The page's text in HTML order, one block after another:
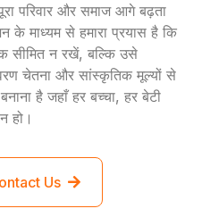
परिवार और समाज आगे बढ़ता
माध्यम से हमारा प्रयास है कि
सीमित न रखें, बल्कि उसे
चेतना और सांस्कृतिक मूल्यों से
है जहाँ हर बच्चा, हर बेटी
हो।
Us